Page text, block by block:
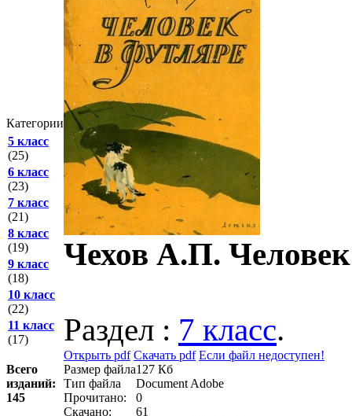
Категории
5 класс
(25)
6 класс
(23)
7 класс
(21)
8 класс
(19)
9 класс
(18)
10 класс
(22)
11 класс
(17)
Всего
изданий:
145
Чехов А.П.
Раздел : 7 класс.
Открыть pdf Скачать pdf Если файл недоступен!
Размер файла127 Кб
Тип файла
Document Adobe
Прочитано:
0
Скачано:
61